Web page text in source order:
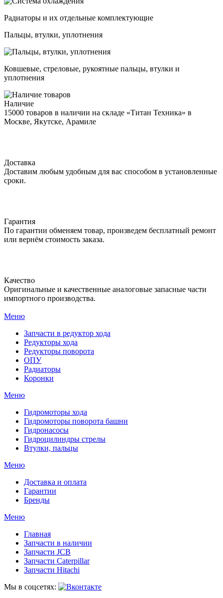
Радиаторы и их отдельные комплектующие
Пальцы, втулки, уплотнения
Ковшевые, стреловые, рукоятные пальцы, втулки и
уплотнения
Наличие
15000 товаров в наличии на складе «Титан Техника» в
Москве, Якутске, Арамиле
Доставка
Доставим любым удобным для вас способом в установленные
сроки.
Гарантия
По гарантии обменяем товар, произведем бесплатный ремонт
или вернём стоимость заказа.
Качество
Оригинальные и качественные аналоговые запасные части
импортного производства.
Меню
Запчасти в редуктор хода
Редукторы хода
Редукторы поворота
ОПУ
Радиаторы
Коронки
Меню
Гидромоторы хода
Гидромоторы поворота башни
Гидронасосы
Гидроцилиндры стрелы
Втулки, пальцы
Меню
Доставка и оплата
Гарантии
Бренды
Меню
Главная
Запчасти в наличии
Запчасти JCB
Запчасти Caterpillar
Запчасти Hitachi
Мы в соцсетях: